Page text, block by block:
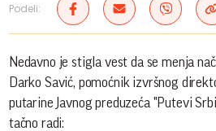
Podeli:
Nedavno je stigla vest da se menja
Darko Savić, pomoćnik izvršnog
putarine Javnog preduzeća "Putevi
tačno radi: